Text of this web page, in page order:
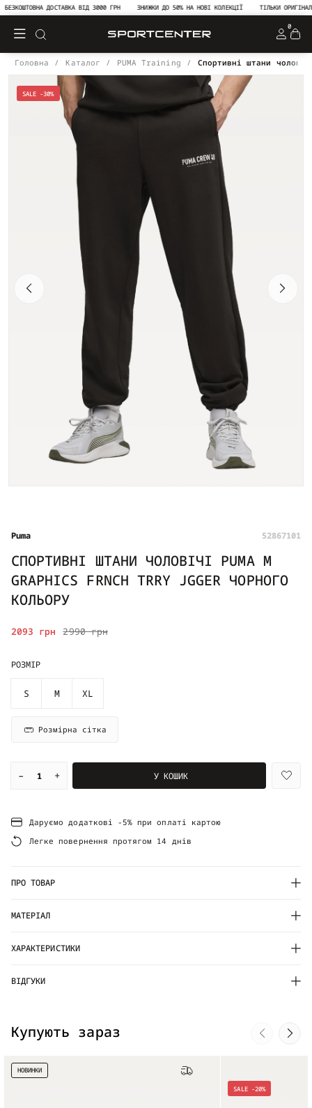
ДОСТАВКА ВІД 3000 ГРН ЗНИЖКИ ДО 50% НА НОВІ КОЛЕКЦІЇ ТІЛЬКИ
0
Головна Каталог PUMA Training Спортивні штани
SALE -30%
Puma 52867101
СПОРТИВНІ ШТАНИ ЧОЛОВІЧІ PUMA M
GRAPHICS FRNCH TRRY JGGER ЧОРНОГО
КОЛЬОРУ
2990 грн
2093 грн
РОЗМІР
S M XL
Розмірна сітка
– + У КОШИК
Даруємо додаткові -5% при оплаті картою
Легке повернення протягом 14 днів
ПРО ТОВАР
МАТЕРІАЛ
ХАРАКТЕРИСТИКИ
ВІДГУКИ
Купують зараз
НОВИНКИ
SALE -20%